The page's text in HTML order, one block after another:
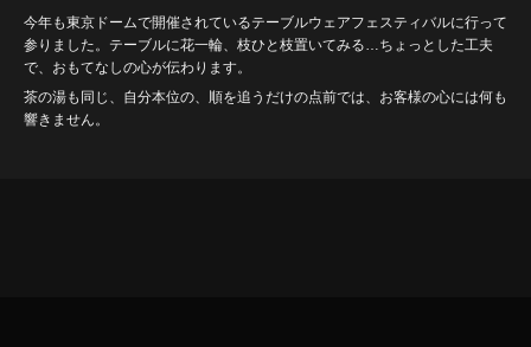
今年も東京ドームで開催されているテーブルウェアフェスティバルに行って
参りました。テーブルに花一輪、枝ひと枝置いてみる…ちょっとした工夫
で、おもてなしの心が伝わります。
茶の湯も同じ、自分本位の、順を追うだけの点前では、お客様の心には何も
響きません。